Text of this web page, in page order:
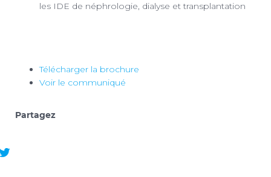
les IDE de néphrologie, dialyse et transplantation
Télécharger la brochure
Voir le communiqué
Partagez